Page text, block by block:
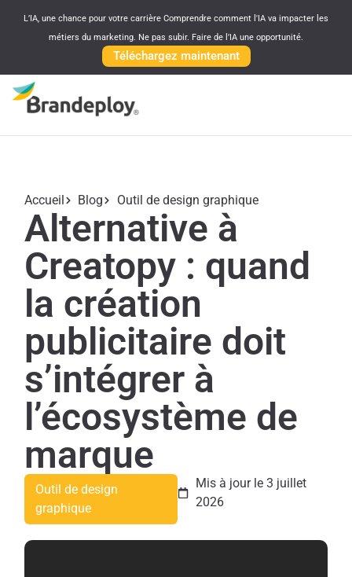
L’IA, une chance pour votre carrière Comprendre comment l'IA va impacter les
métiers du marketing. Ne pas subir. Faire de l’IA une opportunité.
Téléchargez maintenant
Accueil Blog Outil de design graphique
Alternative à
Creatopy : quand
la création
publicitaire doit
s’intégrer à
l’écosystème de
marque
Outil de design
graphique
Mis à jour le 3 juillet
2026